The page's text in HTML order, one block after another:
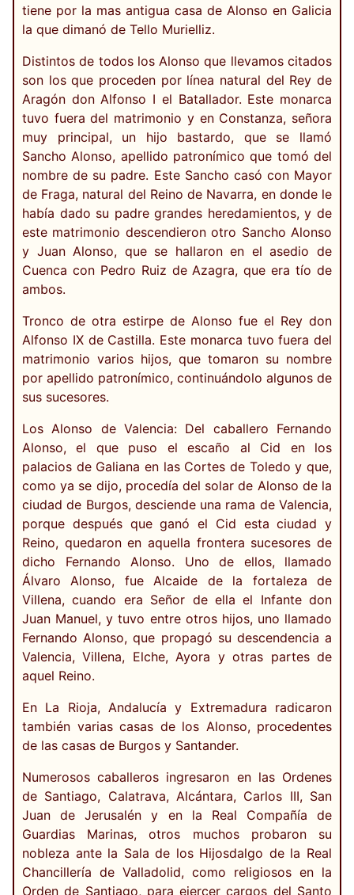
tiene por la mas antigua casa de Alonso en Galicia
la que dimanó de Tello Murielliz.
Distintos de todos los Alonso que llevamos citados
son los que proceden por línea natural del Rey de
Aragón don Alfonso I el Batallador. Este monarca
tuvo fuera del matrimonio y en Constanza, señora
muy principal, un hijo bastardo, que se llamó
Sancho Alonso, apellido patronímico que tomó del
nombre de su padre. Este Sancho casó con Mayor
de Fraga, natural del Reino de Navarra, en donde le
había dado su padre grandes heredamientos, y de
este matrimonio descendieron otro Sancho Alonso
y Juan Alonso, que se hallaron en el asedio de
Cuenca con Pedro Ruiz de Azagra, que era tío de
ambos.
Tronco de otra estirpe de Alonso fue el Rey don
Alfonso IX de Castilla. Este monarca tuvo fuera del
matrimonio varios hijos, que tomaron su nombre
por apellido patronímico, continuándolo algunos de
sus sucesores.
Los Alonso de Valencia: Del caballero Fernando
Alonso, el que puso el escaño al Cid en los
palacios de Galiana en las Cortes de Toledo y que,
como ya se dijo, procedía del solar de Alonso de la
ciudad de Burgos, desciende una rama de Valencia,
porque después que ganó el Cid esta ciudad y
Reino, quedaron en aquella frontera sucesores de
dicho Fernando Alonso. Uno de ellos, llamado
Álvaro Alonso, fue Alcaide de la fortaleza de
Villena, cuando era Señor de ella el Infante don
Juan Manuel, y tuvo entre otros hijos, uno llamado
Fernando Alonso, que propagó su descendencia a
Valencia, Villena, Elche, Ayora y otras partes de
aquel Reino.
En La Rioja, Andalucía y Extremadura radicaron
también varias casas de los Alonso, procedentes
de las casas de Burgos y Santander.
Numerosos caballeros ingresaron en las Ordenes
de Santiago, Calatrava, Alcántara, Carlos III, San
Juan de Jerusalén y en la Real Compañía de
Guardias Marinas, otros muchos probaron su
nobleza ante la Sala de los Hijosdalgo de la Real
Chancillería de Valladolid, como religiosos en la
Orden de Santiago, para ejercer cargos del Santo